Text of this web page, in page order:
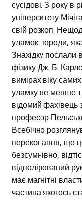
сусідові. З року в
університету
свій розкоп.
уламок породи,
Знахідку послали
фізику Дж. Б.
вимірах віку
уламку не менше
відомий фахівець
професор
Всебічно
переконання, що
безсумнівно,
відполірований
має магнітні
частина якогось